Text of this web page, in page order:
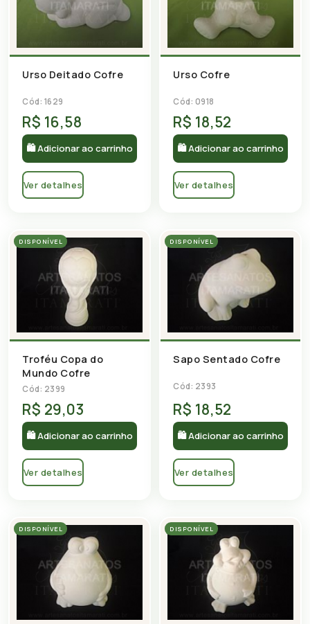
Urso Deitado Cofre
Cód: 1629
R$ 16,58
🛍 Adicionar ao carrinho
Ver detalhes
Urso Cofre
Cód: 0918
R$ 18,52
🛍 Adicionar ao carrinho
Ver detalhes
DISPONÍVEL
Troféu Copa do
Mundo Cofre
Cód: 2399
R$ 29,03
🛍 Adicionar ao carrinho
Ver detalhes
DISPONÍVEL
Sapo Sentado Cofre
Cód: 2393
R$ 18,52
🛍 Adicionar ao carrinho
Ver detalhes
DISPONÍVEL DISPONÍVEL